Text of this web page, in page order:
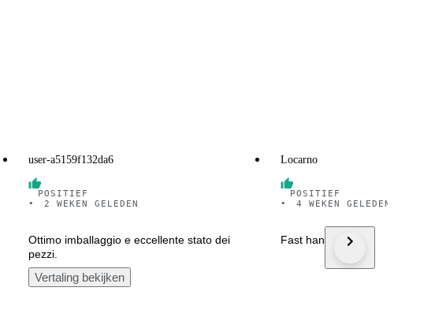
user-a5159f132da6
POSITIEF
•
2 WEKEN GELEDEN
Ottimo imballaggio e eccellente stato dei
pezzi.
Vertaling bekijken
Locarno
POSITIEF
•
4 WEKEN GELEDEN
Fast handling, Thx